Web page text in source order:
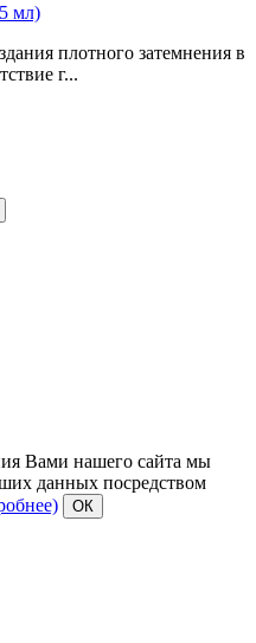
мл)
плотного затемнения в
г...
Вами нашего сайта мы
данных посредством
ОК